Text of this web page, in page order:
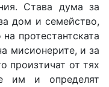
Става дума за
дом и семейство,
протестантската
мисионерите, и за
произтичат от тях
им и определят